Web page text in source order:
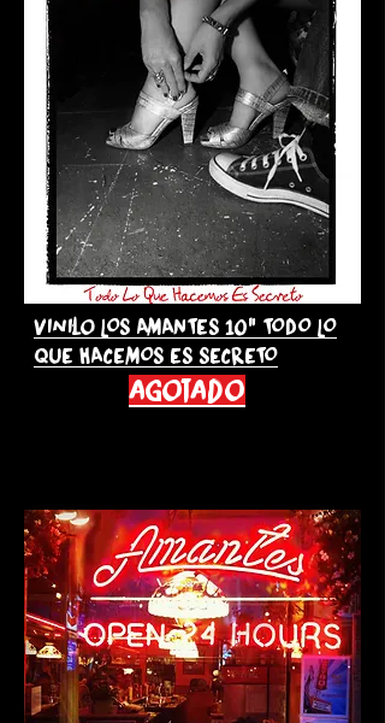
Vinilo LOS AMANTES 10" TODO LO
QUE HACEMOS ES SECRETO
agotado